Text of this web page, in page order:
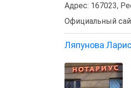
Адрес: 167023,
Официальный
Ляпунова